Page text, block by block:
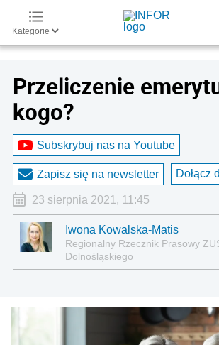
Kategorie
Przeliczenie
kogo?
Subskrybuj nas na Youtube
Zapisz się na newsletter Dołącz
23 sierpnia 2021, 11:45
Iwona Kowalska-Matis
Regionalny Rzecznik Prasowy
Dolnośląskiego